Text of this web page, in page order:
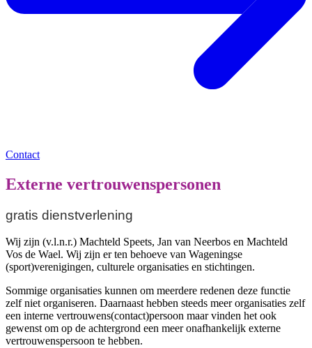
Contact
Externe vertrouwenspersonen
gratis dienstverlening
Wij zijn (v.l.n.r.) Machteld Speets, Jan van Neerbos en Machteld
Vos de Wael. Wij zijn er ten behoeve van Wageningse
(sport)verenigingen, culturele organisaties en stichtingen.
Sommige organisaties kunnen om meerdere redenen deze functie
zelf niet organiseren. Daarnaast hebben steeds meer organisaties zelf
een interne vertrouwens(contact)persoon maar vinden het ook
gewenst om op de achtergrond een meer onafhankelijk externe
vertrouwenspersoon te hebben.